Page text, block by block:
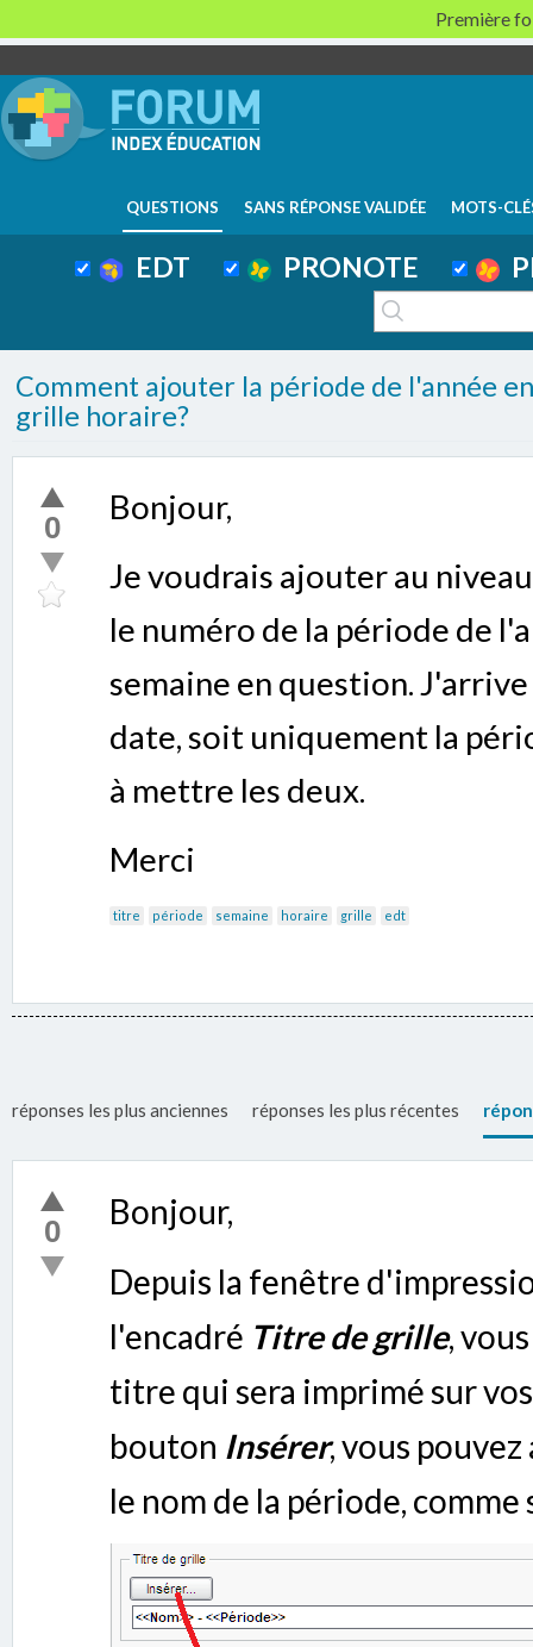
QUESTIONS SANS RÉPONSE VALIDÉE MOTS-
EDT PRONOTE
Comment ajouter la période de l'année
grille horaire?
0
Bonjour,
Je voudrais ajouter au
le numéro de la période de
semaine en question.
date, soit uniquement la
à mettre les deux.
Merci
titre période semaine horaire grille edt
réponses les plus anciennes réponses les plus récentes
0
Bonjour,
Depuis la fenêtre
l'encadré Titre de grille,
titre qui sera imprimé sur
bouton Insérer, vous
le nom de la période,
Première